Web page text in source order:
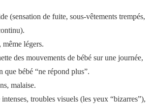
(sensation de fuite, sous-vêtements trempés,
même légers.
des mouvements de bébé sur une journée,
que bébé “ne répond plus”.
malaise.
troubles visuels (les yeux “bizarres”),